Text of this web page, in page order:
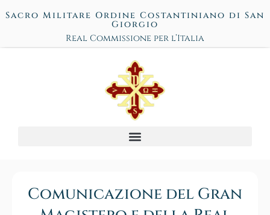
Sacro Militare Ordine Costantiniano di San
Giorgio
Real Commissione per l’Italia
Comunicazione del Gran